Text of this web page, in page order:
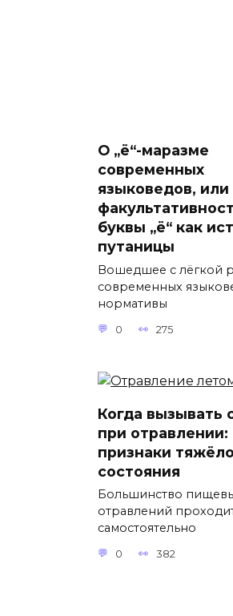
О „ё“-маразме
современных
языковедов, или
буквы „ё“ как
путаницы
Вошедшее с лёгкой
современных
нормативы
0 275
Когда вызывать
при отравлении:
признаки
состояния
Большинство
отравлений
самостоятельно
0 382